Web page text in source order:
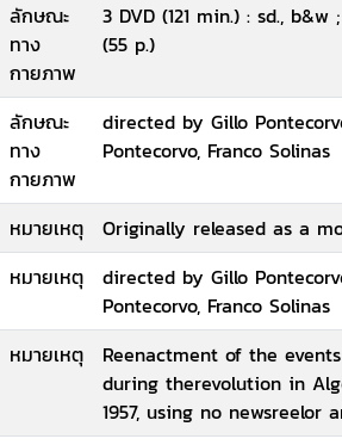
ลักษณะ
ทาง
กายภาพ
3 DVD (121 min.) : sd.,
(55 p.)
ลักษณะ
ทาง
กายภาพ
directed by Gillo
Pontecorvo, Franco Solinas
หมายเหตุ
Originally released as a
หมายเหตุ
directed by Gillo
Pontecorvo, Franco Solinas
หมายเหตุ
Reenactment of the
during therevolution in
1957, using no newsreelor